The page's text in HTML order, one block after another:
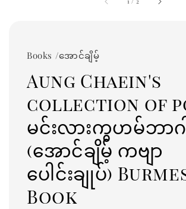
Books /အောင်ချိမ့်
Aung Chaein's
collection of
မင်းလားကွဟမ်ဘာဂ
(အောင်ချိမ့် ကဗျာ
ပေါင်းချုပ်)
Book